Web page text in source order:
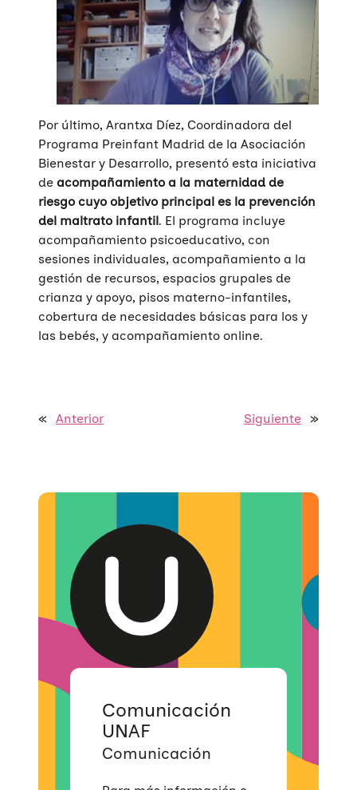
Violencias de género
Incidencia
Trabajo en red
Campañas
Eventos
Si eres empresa
Hazte voluntaria/o
Por último, Arantxa Díez, Coordinadora del
Programa Preinfant Madrid de la Asociación
Bienestar y Desarrollo, presentó esta iniciativa
de acompañamiento a la maternidad de
riesgo cuyo objetivo principal es la prevención
del maltrato infantil. El programa incluye
acompañamiento psicoeducativo, con
sesiones individuales, acompañamiento a la
gestión de recursos, espacios grupales de
crianza y apoyo, pisos materno-infantiles,
cobertura de necesidades básicas para los y
las bebés, y acompañamiento online.
« Anterior Siguiente »
Comunicación
UNAF
Comunicación